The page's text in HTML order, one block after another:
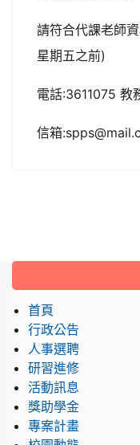
請符合代課老師
星期五之前)
電話:3611075 教
信箱
:::
首頁
行政公告
人事選聘
研習進修
活動訊息
獎助學金
專案計畫